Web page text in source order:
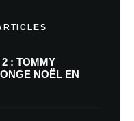
: TOMMY
NOËL EN